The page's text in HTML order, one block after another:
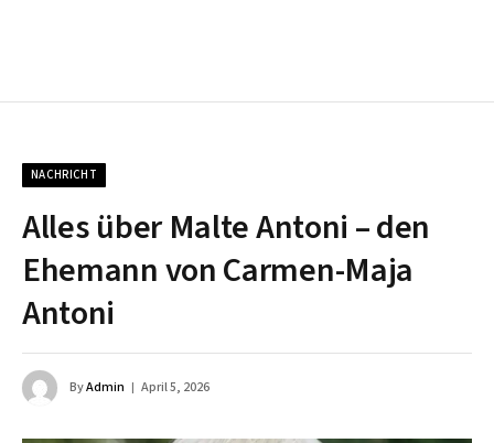
NACHRICHT
Alles über Malte Antoni – den
Ehemann von Carmen-Maja
Antoni
ByAdmin April 5, 2026